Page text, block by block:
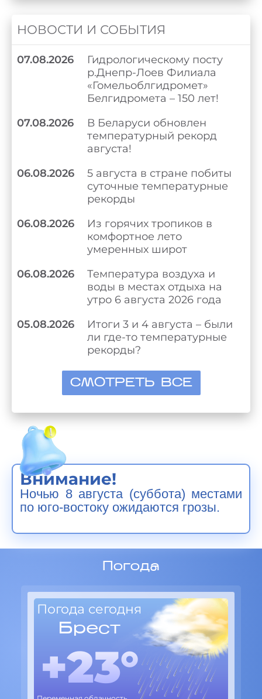
НОВОСТИ И СОБЫТИЯ
07.08.2026
Гидрологическому посту
р.Днепр-Лоев Филиала
«Гомельоблгидромет»
Белгидромета – 150 лет!
07.08.2026
В Беларуси обновлен
температурный рекорд
августа!
06.08.2026
5 августа в стране побиты
суточные температурные
рекорды
06.08.2026
Из горячих тропиков в
комфортное лето
умеренных широт
06.08.2026
Температура воздуха и
воды в местах отдыха на
утро 6 августа 2026 года
05.08.2026
Итоги 3 и 4 августа – были
ли где-то температурные
рекорды?
СМОТРЕТЬ ВСЕ
Внимание!
Ночью 8 августа (суббота) местами
по юго-востоку ожидаются грозы.
Погода
Погода сегодня
Брест
+23°